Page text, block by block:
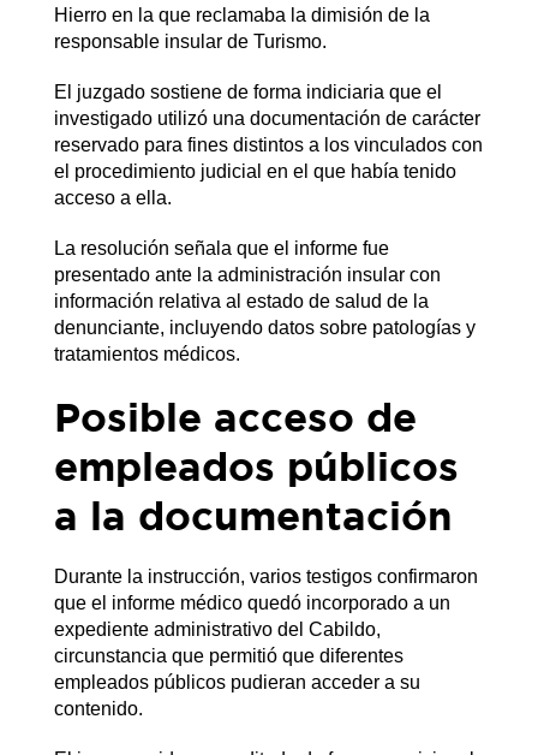
Hierro en la que reclamaba la dimisión de la
responsable insular de Turismo.
El juzgado sostiene de forma indiciaria que el
investigado utilizó una documentación de carácter
reservado para fines distintos a los vinculados con
el procedimiento judicial en el que había tenido
acceso a ella.
La resolución señala que el informe fue
presentado ante la administración insular con
información relativa al estado de salud de la
denunciante, incluyendo datos sobre patologías y
tratamientos médicos.
Posible acceso de
empleados públicos
a la documentación
Durante la instrucción, varios testigos confirmaron
que el informe médico quedó incorporado a un
expediente administrativo del Cabildo,
circunstancia que permitió que diferentes
empleados públicos pudieran acceder a su
contenido.